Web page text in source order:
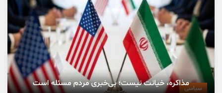
سیاسیمذاکره، خیانت نیست؛ بی‌خبری مردم مسئله است